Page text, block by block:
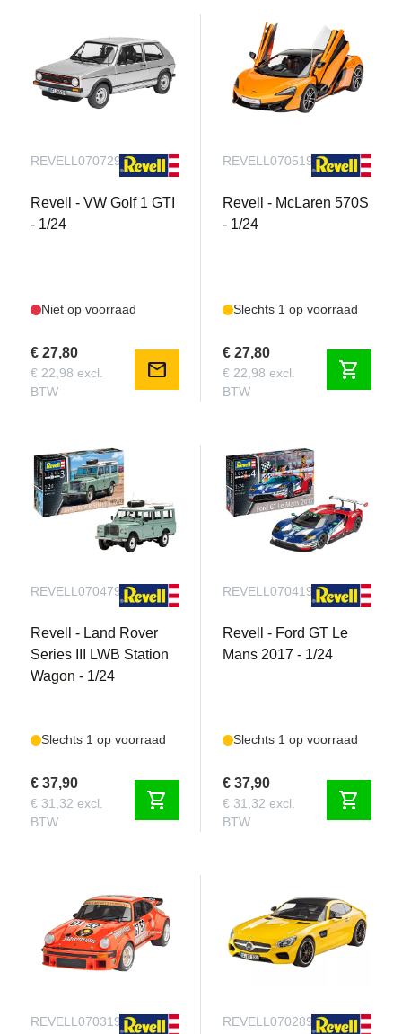
REVELL070729090
Revell - VW Golf 1 GTI
- 1/24
Niet op voorraad
€ 27,80
€ 22,98 excl.
BTW
mail
REVELL070519090
Revell - McLaren 570S
- 1/24
Slechts 1 op voorraad
€ 27,80
€ 22,98 excl.
BTW
shopping_cart
REVELL070479090
Revell - Land Rover
Series III LWB Station
Wagon - 1/24
Slechts 1 op voorraad
€ 37,90
€ 31,32 excl.
BTW
shopping_cart
REVELL070419090
Revell - Ford GT Le
Mans 2017 - 1/24
Slechts 1 op voorraad
€ 37,90
€ 31,32 excl.
BTW
shopping_cart
REVELL070319090 REVELL070289090